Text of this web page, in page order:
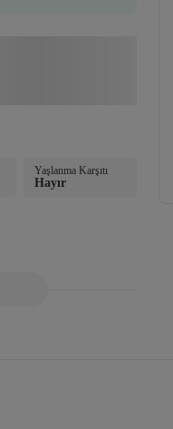
Yaşlanma Karşıtı
Hayır